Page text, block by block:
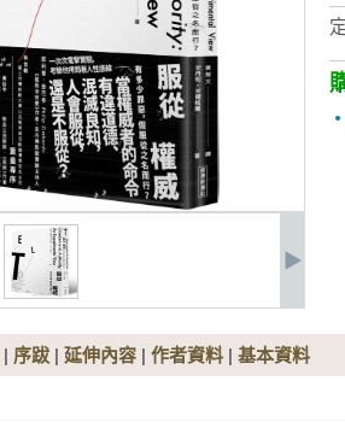
| 序跋 | 延伸內容 | 作者資料 | 基本資料